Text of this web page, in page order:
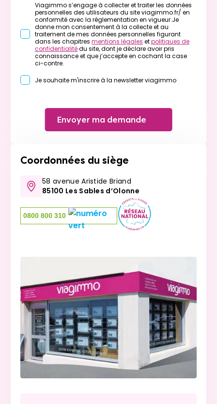
Viagimmo s’engage à collecter et traiter les données
personnelles des utilisateurs du site viagimmo.fr/ en
conformité avec la réglementation en vigueur.Je
donne mon consentement à la collecte et au
traitement de mes données personnelles figurant
dans les chapitres mentions légales etpolitiques de
confidentialitédu site, dont je déclare avoir pris
connaissance et que j’accepte en cochant la case
ci-contre.
Je souhaite m'inscrire à la newsletter viagimmo
Envoyer ma demande
Coordonnées du siège
58 avenue Aristide Briand
85100 Les Sables d’Olonne
0800 800 310